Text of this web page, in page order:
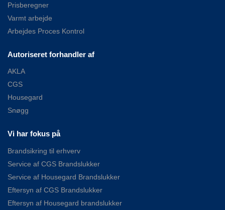
Prisberegner
Varmt arbejde
Arbejdes Proces Kontrol
Autoriseret forhandler af
AKLA
CGS
Housegard
Snøgg
Vi har fokus på
Brandsikring til erhverv
Service af CGS Brandslukker
Service af Housegard Brandslukker
Eftersyn af CGS Brandslukker
Eftersyn af Housegard brandslukker